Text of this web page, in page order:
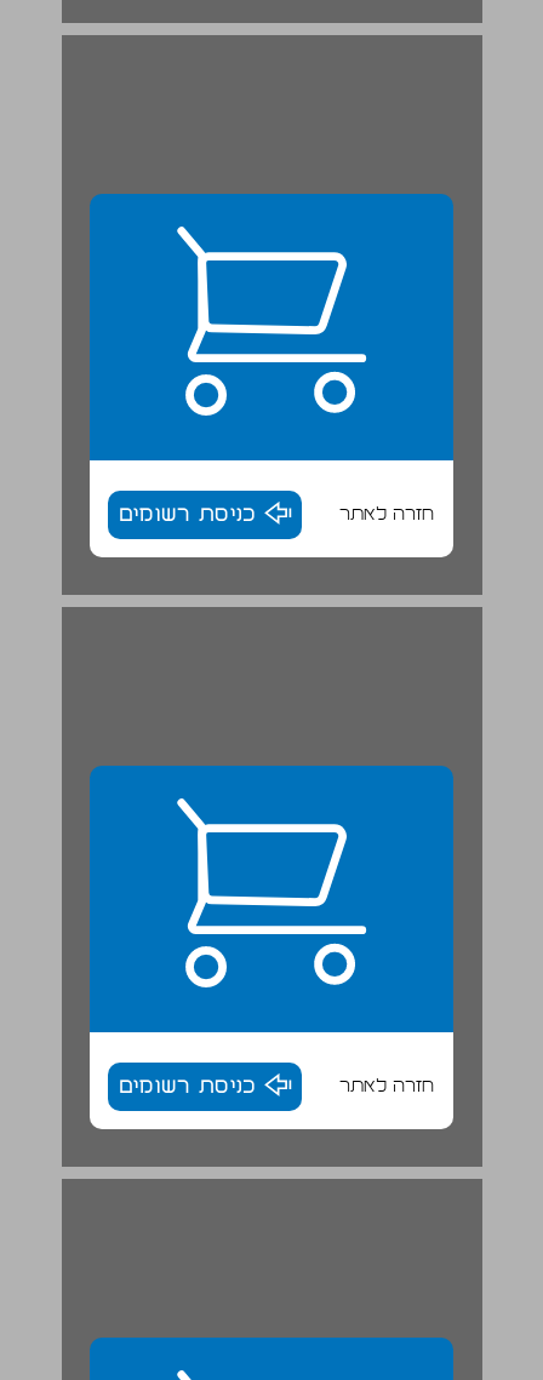
חזרה לאתר כניסת רשומים
ד. עזרה הדדית ורעיונות אוטופיסטיים בימי מלחמה עולמית ומשבר כלכלי ... 29
חזרה לאתר כניסת רשומים